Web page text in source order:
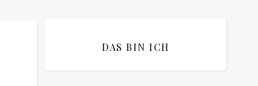
DAS BIN ICH